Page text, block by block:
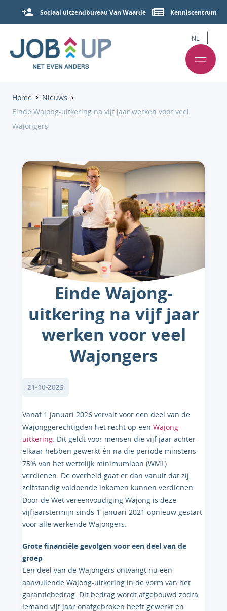
Sociaal uitzendbureau Van Waarde Kenniscentrum
NL
Home
Nieuws
Einde Wajong-uitkering na vijf jaar werken voor veel
Wajongers
Einde Wajong-
uitkering na vijf jaar
werken voor veel
Wajongers
21-10-2025
Vanaf 1 januari 2026 vervalt voor een deel van de
Wajonggerechtigden het recht op een Wajong-
uitkering. Dit geldt voor mensen die vijf jaar achter
elkaar hebben gewerkt én na die periode minstens
75% van het wettelijk minimumloon (WML)
verdienen. De overheid gaat er dan vanuit dat zij
zelfstandig voldoende inkomen kunnen verdienen.
Door de Wet vereenvoudiging Wajong is deze
vijfjaarstermijn sinds 1 januari 2021 opnieuw gestart
voor alle werkende Wajongers.
Grote financiële gevolgen voor een deel van de
groep
Een deel van de Wajongers ontvangt nu een
aanvullende Wajong-uitkering in de vorm van het
garantiebedrag. Dit bedrag wordt afgebouwd zodra
iemand vijf jaar onafgebroken heeft gewerkt en